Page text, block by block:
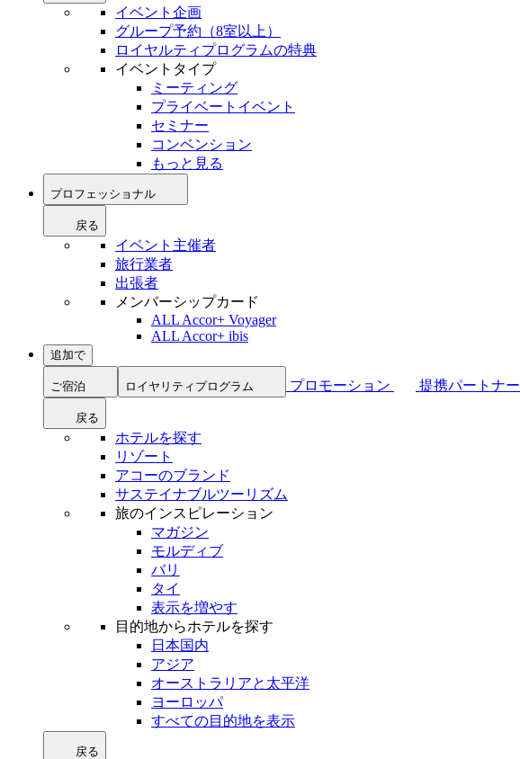
イベント企画
グループ予約（8室以上）
ロイヤルティプログラムの特典
イベントタイプ
ミーティング
プライベートイベント
セミナー
コンベンション
もっと見る
プロフェッショナル
戻る
イベント主催者
旅行業者
出張者
メンバーシップカード
ALL Accor+ Voyager
ALL Accor+ ibis
追加で
ご宿泊 ロイヤリティプログラム プロモーション 提携パートナー
戻る
ホテルを探す
リゾート
アコーのブランド
サステイナブルツーリズム
旅のインスピレーション
マガジン
モルディブ
バリ
タイ
表示を増やす
目的地からホテルを探す
日本国内
アジア
オーストラリアと太平洋
ヨーロッパ
すべての目的地を表示
戻る